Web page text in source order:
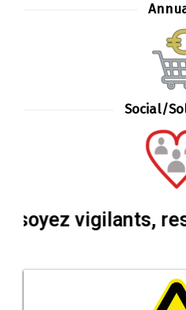
Social/
vigilants, restez